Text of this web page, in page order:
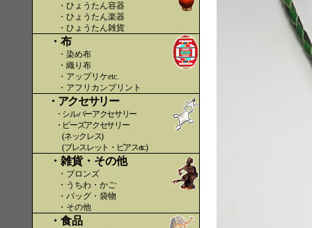
・ひょうたん容器
・ひょうたん楽器
・ひょうたん雑貨
・布
・染め布
・織り布
・アップリケetc.
・アフリカンプリント
・アクセサリー
・シルバーアクセサリー
・ビーズアクセサリー
(ネックレス)
(ブレスレット・ピアスetc.)
・雑貨・その他
・ブロンズ
・うちわ・かご
・バッグ・袋物
・その他
・食品